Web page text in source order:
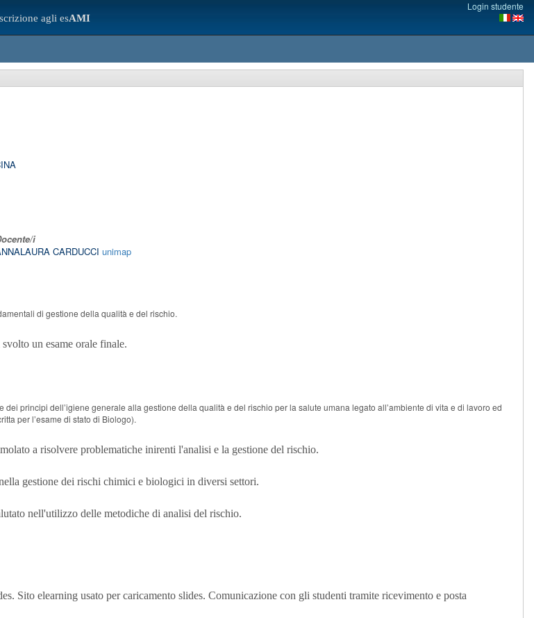
agli esAMI
Login studente
i
CARDUCCI unimap
di gestione della qualità e del rischio.
un esame orale finale.
principi dell’igiene generale alla gestione della qualità e del rischio per la salute umana legato all’ambiente di vita e di lavoro ed
per l’esame di stato di Biologo).
a risolvere problematiche inirenti l'analisi e la gestione del rischio.
gestione dei rischi chimici e biologici in diversi settori.
nell'utilizzo delle metodiche di analisi del rischio.
Sito elearning usato per caricamento slides. Comunicazione con gli studenti tramite ricevimento e posta